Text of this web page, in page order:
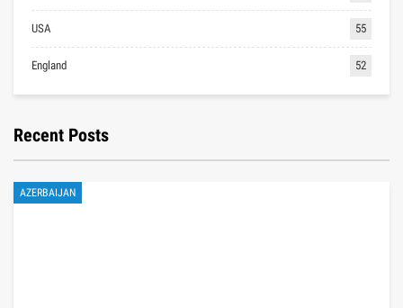
USA 55
England 52
Recent Posts
AZERBAIJAN